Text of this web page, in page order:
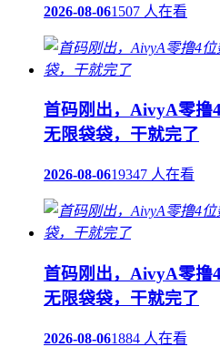
2026-08-061507 人在看
首码刚出，AivyA零撸
无限袋袋，干就完了
2026-08-0619347 人在看
首码刚出，AivyA零撸
无限袋袋，干就完了
2026-08-061884 人在看